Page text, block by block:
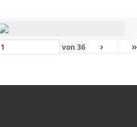
von 36 › »